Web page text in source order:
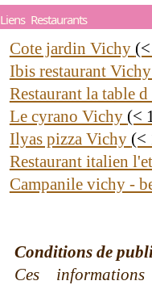
Liens Restaurants
Cote jardin Vichy
Ibis restaurant
Restaurant la table
Le cyrano Vichy (<
Ilyas pizza Vichy (<
Restaurant italien
Campanile vichy -
Conditions de
Ces